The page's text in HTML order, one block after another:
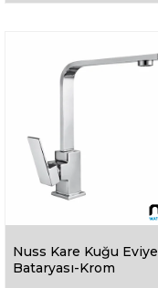
Nuss Kare Kuğu Eviye
Bataryası-Krom